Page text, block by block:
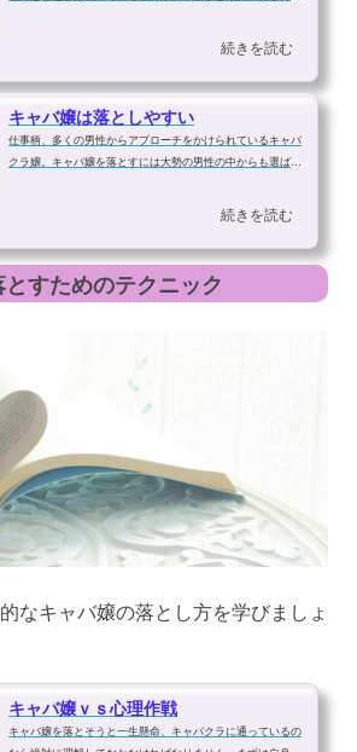
だの客とキャストという関係になってしまいます。これは何
続きを読む
キャバ嬢は落としやすい
仕事柄、多くの男性からアプローチをかけられているキャバ
クラ嬢。キャバ嬢を落とすには大勢の男性の中からも選ばれ
たり、大金持ちでなければエントリーさえ難しいと考えてい
続きを読む
すためのテクニック
なキャバ嬢の落とし方を学びましょ
キャバ嬢ｖｓ心理作戦
キャバ嬢を落とそうと一生懸命、キャバクラに通っているの